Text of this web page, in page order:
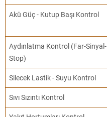
Akü Güç - Kutup Başı Kontrol
Aydınlatma Kontrol (Far-Sinyal-
Stop)
Silecek Lastik - Suyu Kontrol
Sıvı Sızıntı Kontrol